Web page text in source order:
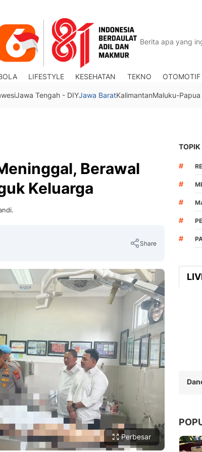
LIFESTYLE KESEHATAN TEKNO OTOMOTIF
Jawa Tengah - DIYJawa BaratKalimantanMaluku-Papua
Berawal
Keluarga
Share
Copy Link
Perbesar
TOPIK
#
#
#
#
#